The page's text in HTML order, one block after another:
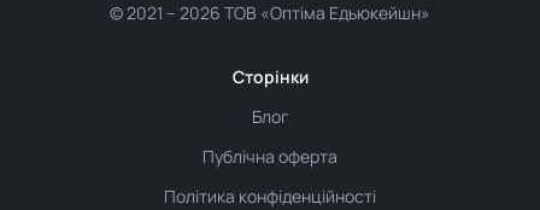
© 2021 – 2026 ТОВ «Оптіма Едьюкейшн»
Сторінки
Блог
Публічна оферта
Політика конфіденційності